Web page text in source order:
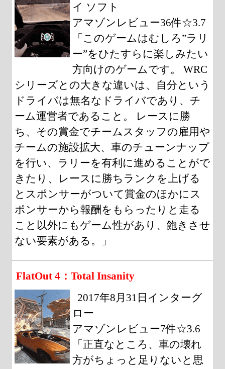
イ ソフト
アマゾンレビュー36件☆3.7
「このゲームはむしろ”ラリ
ー”をひたすらに楽しみたい
方向けのゲームです。 WRC
シリーズとの大きな違いは、自分という
ドライバは無名なドライバであり、チ
ーム運営者であること。 レースに勝
ち、その賞金でチームスタッフの雇用や
チームの施設拡大、車のチューンナップ
を行い、ラリーを有利に進めることがで
きたり、レースに勝ちランクを上げる
とスポンサーがついて賞金のほかにス
ポンサーから報酬をもらったりと走る
こと以外にもゲーム性があり、飽きさせ
ない要素がある。」
FlatOut 4：Total Insanity
2017年8月31日インターグ
ロー
アマゾンレビュー7件☆3.6
「正直なところ、車の壊れ
方がちょっと足りないと思